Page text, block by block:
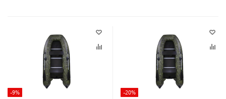
-9% -20%